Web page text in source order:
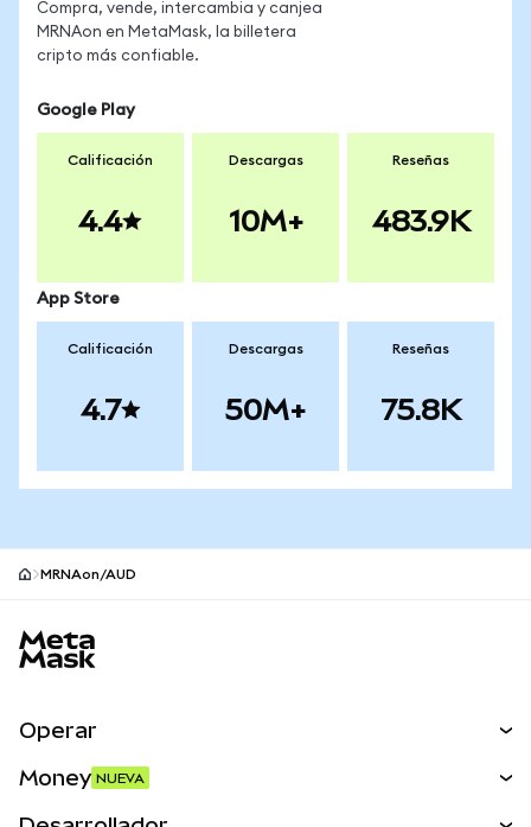
Compra, vende, intercambia y canjea
MRNAon en MetaMask, la billetera
cripto más confiable.
Google Play
Calificación
4.4
Descargas
10M+
Reseñas
483.9K
App Store
Calificación
4.7
Descargas
50M+
Reseñas
75.8K
MRNAon/AUD
Operar
Money NUEVA